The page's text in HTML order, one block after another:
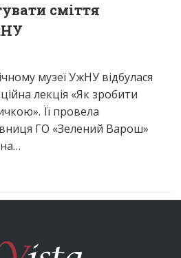
сміття
музеї УжНУ відбулася
лекція «Як зробити
Її провела
ГО «Зелений Варош»